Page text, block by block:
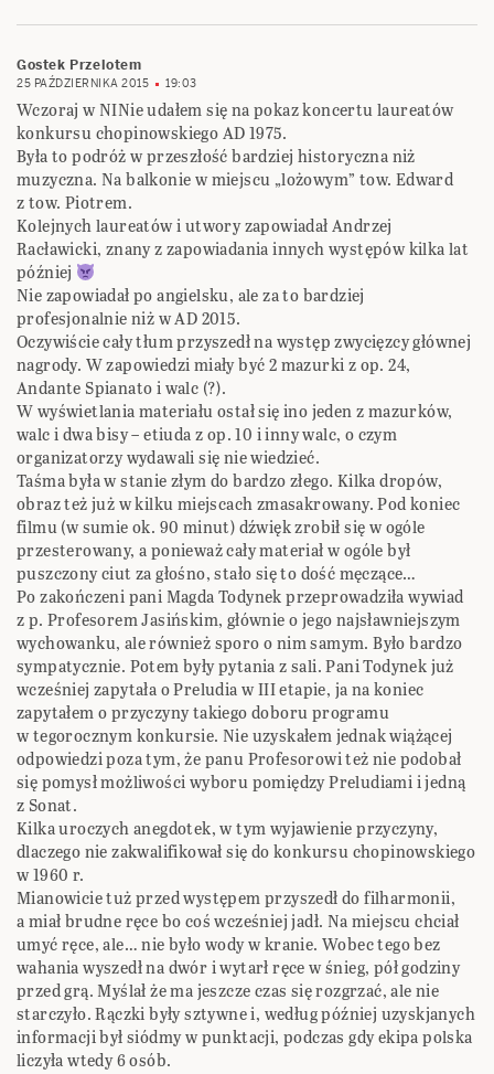
Gostek Przelotem
25 PAŹDZIERNIKA 2015 19:03
Wczoraj w NINie udałem się na pokaz koncertu laureatów
konkursu chopinowskiego AD 1975.
Była to podróż w przeszłość bardziej historyczna niż
muzyczna. Na balkonie w miejscu „lożowym” tow. Edward
z tow. Piotrem.
Kolejnych laureatów i utwory zapowiadał Andrzej
Racławicki, znany z zapowiadania innych występów kilka lat
później
Nie zapowiadał po angielsku, ale za to bardziej
profesjonalnie niż w AD 2015.
Oczywiście cały tłum przyszedł na występ zwycięzcy głównej
nagrody. W zapowiedzi miały być 2 mazurki z op. 24,
Andante Spianato i walc (?).
W wyświetlania materiału ostał się ino jeden z mazurków,
walc i dwa bisy – etiuda z op. 10 i inny walc, o czym
organizatorzy wydawali się nie wiedzieć.
Taśma była w stanie złym do bardzo złego. Kilka dropów,
obraz też już w kilku miejscach zmasakrowany. Pod koniec
filmu (w sumie ok. 90 minut) dźwięk zrobił się w ogóle
przesterowany, a ponieważ cały materiał w ogóle był
puszczony ciut za głośno, stało się to dość męczące…
Po zakończeni pani Magda Todynek przeprowadziła wywiad
z p. Profesorem Jasińskim, głównie o jego najsławniejszym
wychowanku, ale również sporo o nim samym. Było bardzo
sympatycznie. Potem były pytania z sali. Pani Todynek już
wcześniej zapytała o Preludia w III etapie, ja na koniec
zapytałem o przyczyny takiego doboru programu
w tegorocznym konkursie. Nie uzyskałem jednak wiążącej
odpowiedzi poza tym, że panu Profesorowi też nie podobał
się pomysł możliwości wyboru pomiędzy Preludiami i jedną
z Sonat.
Kilka uroczych anegdotek, w tym wyjawienie przyczyny,
dlaczego nie zakwalifikował się do konkursu chopinowskiego
w 1960 r.
Mianowicie tuż przed występem przyszedł do filharmonii,
a miał brudne ręce bo coś wcześniej jadł. Na miejscu chciał
umyć ręce, ale… nie było wody w kranie. Wobec tego bez
wahania wyszedł na dwór i wytarł ręce w śnieg, pół godziny
przed grą. Myślał że ma jeszcze czas się rozgrzać, ale nie
starczyło. Rączki były sztywne i, według później uzyskjanych
informacji był siódmy w punktacji, podczas gdy ekipa polska
liczyła wtedy 6 osób.